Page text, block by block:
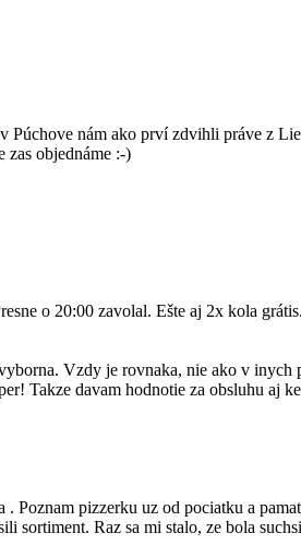
Púchove nám ako prví zdvihli práve z
zas objednáme :-)
o 20:00 zavolal. Ešte aj 2x kola
Vzdy je rovnaka, nie ako v
Takze davam hodnotie za obsluhu aj
Poznam pizzerku uz od pociatku a
sortiment. Raz sa mi stalo, ze bola